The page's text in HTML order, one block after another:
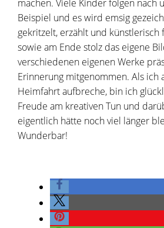
machen. Viele Kinder folgen nach
Beispiel und es wird emsig
gekritzelt, erzählt und künstlerisch
sowie am Ende stolz das eigene
verschiedenen eigenen Werke
Erinnerung mitgenommen. Als ich
Heimfahrt aufbreche, bin ich
Freude am kreativen Tun und
eigentlich hätte noch viel länger
Wunderbar!